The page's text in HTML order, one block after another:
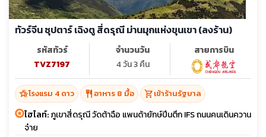
ทัวร์จีน ซุปตาร์ เฉิงตู สี่ดรุณี ม่านมุกแห่งขุนเขา (ลงร้าน)
รหัสทัวร์
TVZ7197
จำนวนวัน
4 วัน 3 คืน
สายการบิน
hotel_classโรงแรม 4 ดาว restaurant อาหาร 8 มื้อ shopping_cartเข้าร้านรัฐบาล
ไฮไลท์:ภูเขาสี่ดรุณี วัดต้าฉือ แพนด้ายักษ์ปีนตึก IFS ถนนคนเดินควาน
จ๋าย